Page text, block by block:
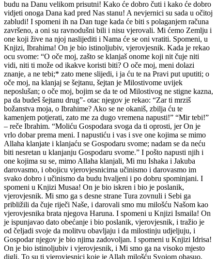
budu na Danu velikom prisutni! Kako će dobro čuti i kako će dobro
vidjeti onoga Dana kad pred Nas stanu! A nevjernici su sada u očitoj
zabludi! I spomeni ih na Dan tuge kada će biti s polaganjem računa
završeno, a oni su ravnodušni bili i nisu vjerovali. Mi ćemo Zemlju i
one koji žive na njoj naslijediti i Nama će se oni vratiti. Spomeni, u
Knjizi, Ibrahima! On je bio istinoljubiv, vjerovjesnik. Kada je rekao
ocu svome: “O oče moj, zašto se klanjaš onome koji nit čuje niti
vidi, niti ti može od ikakve koristi biti? O oče moj, meni dolazi
znanje, a ne tebi;* zato mene slijedi, i ja ću te na Pravi put uputiti; o
oče moj, na klanjaj se šejtanu, šejtan je Milostivome uvijek
neposlušan; o oče moj, bojim se da te od Milostivog ne stigne kazna,
pa da budeš šejtanu drug”- otac njegov je rekao: “Zar ti mrziš
božanstva moja, o Ibrahime? Ako se ne okaniš, zbilja ću te
kamenjem potjerati, zato me za dugo vremena napusti!” “Mir tebi!”
– reče Ibrahim. “Moliću Gospodara svoga da ti oprosti, jer On je
vrlo dobar prema meni. I napustiću i vas i sve one kojima se mimo
Allaha klanjate i klanjaću se Gospodaru svome; nadam se da neću
biti nesretan u klanjanju Gospodaru svome.” I pošto napusti njih i
one kojima su se, mimo Allaha klanjali, Mi mu Ishaka i Jakuba
darovasmo, i obojicu vjerovjesnicima učinismo i darovasmo im
svako dobro i učinismo da budu hvaljeni i po dobru spominjani. I
spomeni u Knjizi Musaa! On je bio iskren i bio je poslanik,
vjerovjesnik. Mi smo ga s desne strane Tura zovnuli i Sebi ga
približili da čuje riječi Naše, i darovali smo mu milošću Našom kao
vjerovjesnika brata njegova Haruna. I spomeni u Knjizi Ismaila! On
je ispunjavao dato obećanje i bio poslanik, vjerovjesnik, i tražio je
od čeljadi svoje da molitvu obavljaju i da milostinju udjeljuju, i
Gospodar njegov je bio njima zadovoljan. I spomeni u Knjizi Idrisa!
On je bio istinoljubiv i vjerovjesnik, i Mi smo ga na visoko mjesto
digli. To su ti vjerovjesnici koje je Allah milošću Svojom obasuo,